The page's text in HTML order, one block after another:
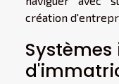
création